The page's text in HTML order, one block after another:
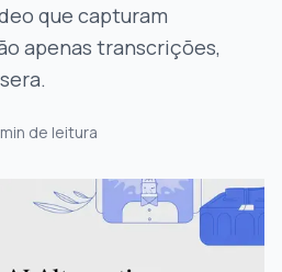
que capturam
apenas transcrições,
min de leitura